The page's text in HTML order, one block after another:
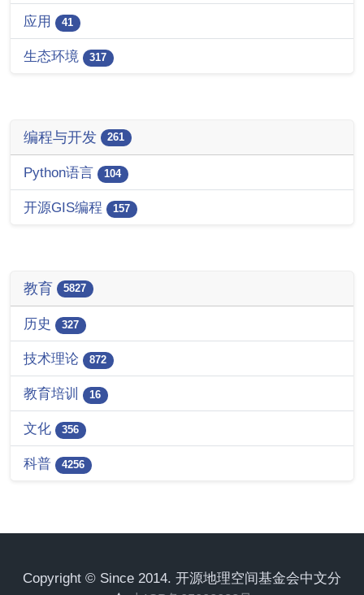
应用 41
生态环境 317
编程与开发 261
Python语言 104
开源GIS编程 157
教育 5827
历史 327
技术理论 872
教育培训 16
文化 356
科普 4256
Copyright © Since 2014. 开源地理空间基金会中文分